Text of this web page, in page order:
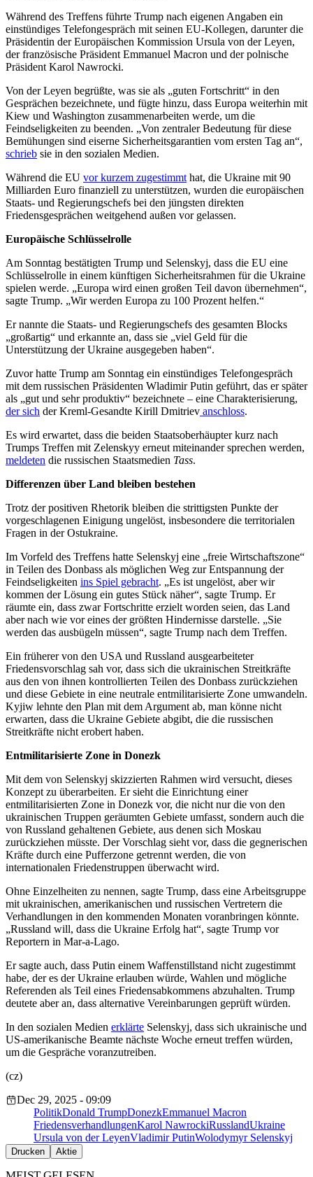
Während des Treffens führte Trump nach eigenen Angaben ein
einstündiges Telefongespräch mit seinen EU-Kollegen, darunter die
Präsidentin der Europäischen Kommission Ursula von der Leyen,
der französische Präsident Emmanuel Macron und der polnische
Präsident Karol Nawrocki.
Von der Leyen begrüßte, was sie als „guten Fortschritt“ in den
Gesprächen bezeichnete, und fügte hinzu, dass Europa weiterhin mit
Kiew und Washington zusammenarbeiten werde, um die
Feindseligkeiten zu beenden. „Von zentraler Bedeutung für diese
Bemühungen sind eiserne Sicherheitsgarantien vom ersten Tag an“,
schrieb sie in den sozialen Medien.
Während die EU vor kurzem zugestimmt hat, die Ukraine mit 90
Milliarden Euro finanziell zu unterstützen, wurden die europäischen
Staats- und Regierungschefs bei den jüngsten direkten
Friedensgesprächen weitgehend außen vor gelassen.
Europäische Schlüsselrolle
Am Sonntag bestätigten Trump und Selenskyj, dass die EU eine
Schlüsselrolle in einem künftigen Sicherheitsrahmen für die Ukraine
spielen werde. „Europa wird einen großen Teil davon übernehmen“,
sagte Trump. „Wir werden Europa zu 100 Prozent helfen.“
Er nannte die Staats- und Regierungschefs des gesamten Blocks
„großartig“ und erkannte an, dass sie „viel Geld für die
Unterstützung der Ukraine ausgegeben haben“.
Zuvor hatte Trump am Sonntag ein einstündiges Telefongespräch
mit dem russischen Präsidenten Wladimir Putin geführt, das er später
als „gut und sehr produktiv“ bezeichnete – eine Charakterisierung,
der sich der Kreml-Gesandte Kirill Dmitriev anschloss.
Es wird erwartet, dass die beiden Staatsoberhäupter kurz nach
Trumps Treffen mit Zelenskyy erneut miteinander sprechen werden,
meldeten die russischen Staatsmedien Tass.
Differenzen über Land bleiben bestehen
Trotz der positiven Rhetorik bleiben die strittigsten Punkte der
vorgeschlagenen Einigung ungelöst, insbesondere die territorialen
Fragen in der Ostukraine.
Im Vorfeld des Treffens hatte Selenskyj eine „freie Wirtschaftszone“
in Teilen des Donbass als möglichen Weg zur Entspannung der
Feindseligkeiten ins Spiel gebracht. „Es ist ungelöst, aber wir
kommen der Lösung ein gutes Stück näher“, sagte Trump. Er
räumte ein, dass zwar Fortschritte erzielt worden seien, das Land
aber nach wie vor eines der größten Hindernisse darstelle. „Sie
werden das ausbügeln müssen“, sagte Trump nach dem Treffen.
Ein früherer von den USA und Russland ausgearbeiteter
Friedensvorschlag sah vor, dass sich die ukrainischen Streitkräfte
aus den von ihnen kontrollierten Teilen des Donbass zurückziehen
und diese Gebiete in eine neutrale entmilitarisierte Zone umwandeln.
Kyjiw lehnte den Plan mit dem Argument ab, man könne nicht
erwarten, dass die Ukraine Gebiete abgibt, die die russischen
Streitkräfte nicht erobert haben.
Entmilitarisierte Zone in Donezk
Mit dem von Selenskyj skizzierten Rahmen wird versucht, dieses
Konzept zu überarbeiten. Er sieht die Einrichtung einer
entmilitarisierten Zone in Donezk vor, die nicht nur die von den
ukrainischen Truppen geräumten Gebiete umfasst, sondern auch die
von Russland gehaltenen Gebiete, aus denen sich Moskau
zurückziehen müsste. Der Vorschlag sieht vor, dass die gegnerischen
Kräfte durch eine Pufferzone getrennt werden, die von
internationalen Friedenstruppen überwacht wird.
Ohne Einzelheiten zu nennen, sagte Trump, dass eine Arbeitsgruppe
mit ukrainischen, amerikanischen und russischen Vertretern die
Verhandlungen in den kommenden Monaten voranbringen könnte.
„Russland will, dass die Ukraine Erfolg hat“, sagte Trump vor
Reportern in Mar-a-Lago.
Er sagte auch, dass Putin einem Waffenstillstand nicht zugestimmt
habe, der es der Ukraine erlauben würde, Wahlen und mögliche
Referenden als Teil eines Friedensabkommens abzuhalten. Trump
deutete aber an, dass alternative Vereinbarungen geprüft würden.
In den sozialen Medien erklärte Selenskyj, dass sich ukrainische und
US-amerikanische Beamte nächste Woche erneut treffen würden,
um die Gespräche voranzutreiben.
(cz)
Dec 29, 2025 - 09:09
PolitikDonald TrumpDonezkEmmanuel Macron
FriedensverhandlungenKarol NawrockiRusslandUkraine
Ursula von der LeyenVladimir PutinWolodymyr Selenskyj
Drucken Aktie